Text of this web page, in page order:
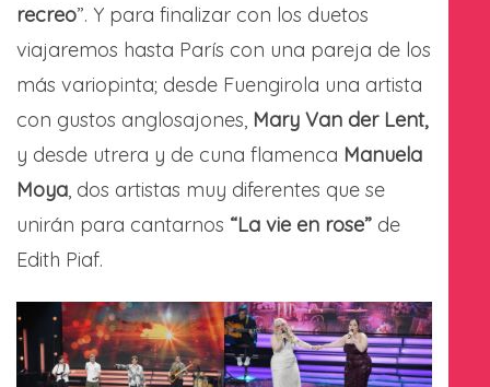
recreo”. Y para finalizar con los duetos
viajaremos hasta París con una pareja de los
más variopinta; desde Fuengirola una artista
con gustos anglosajones, Mary Van der Lent,
y desde utrera y de cuna flamenca Manuela
Moya, dos artistas muy diferentes que se
unirán para cantarnos “La vie en rose” de
Edith Piaf.